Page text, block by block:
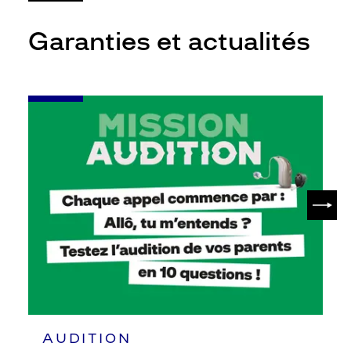
Garanties et actualités
AUDITION
-